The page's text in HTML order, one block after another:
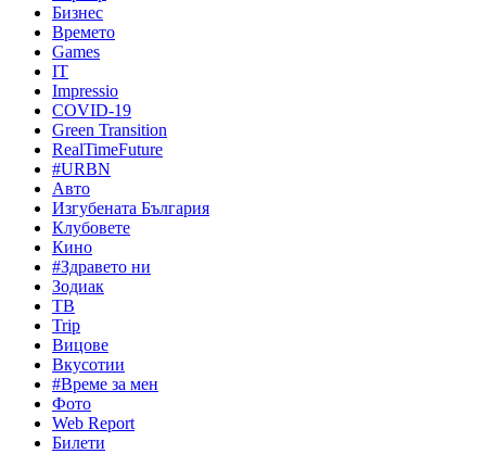
Бизнес
Времето
Games
IT
Impressio
COVID-19
Green Transition
RealTimeFuture
#URBN
Авто
Изгубената България
Клубовете
Кино
#Здравето ни
Зодиак
ТВ
Trip
Вицове
Вкусотии
#Време за мен
Фото
Web Report
Билети